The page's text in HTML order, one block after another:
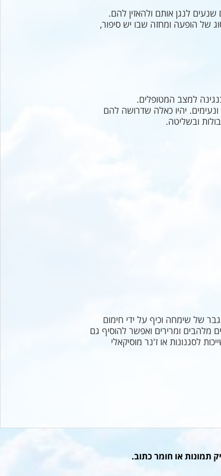
לנגן אותם ולהאזין להם.
של הופעה ומחזה שבו יש סיפור,
למצב המטופלים.
יהיו כאלה שדרושה להם
ובשליטה.
של שימחה וכיף על ידי חימום
מלהבים ומרירים ואפשר להוסיף גם
לסגנונות או ז'נר מוסיקאלי
תמונות או חומר כתוב.